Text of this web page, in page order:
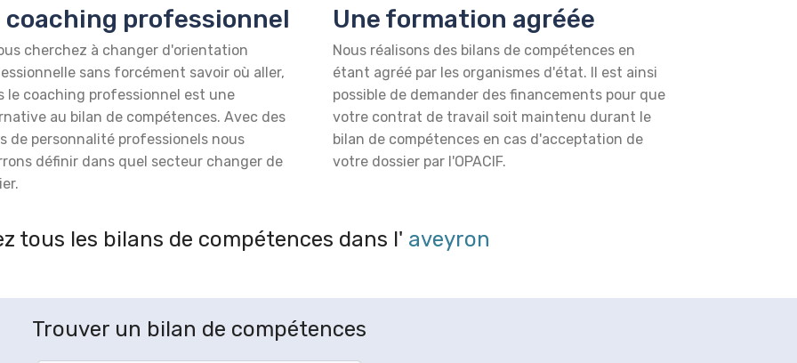
coaching professionnel
cherchez à changer d'orientation
sans forcément savoir où aller,
le coaching professionnel est une
au bilan de compétences. Avec des
de personnalité professionels nous
définir dans quel secteur changer de
Une formation agréée
Nous réalisons des bilans de compétences en
étant agréé par les organismes d'état. Il est ainsi
possible de demander des financements pour que
votre contrat de travail soit maintenu durant le
bilan de compétences en cas d'acceptation de
votre dossier par l'OPACIF.
tous les bilans de compétences dans l' aveyron
Trouver un bilan de compétences